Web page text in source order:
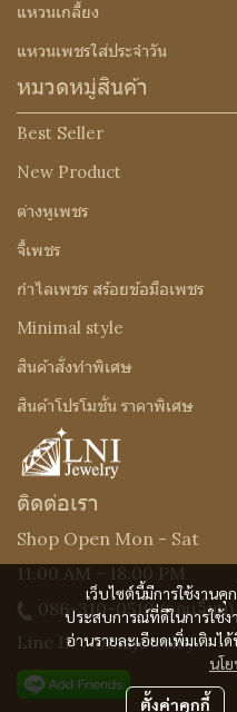
เว็บไซต์นี้มีการใช้งาน
ประสบการณ์ที่ดีในการใช้ง
อ่านรายละเอียดเพิ่มเติมไ
นโ
ตั้งค่าคุกกี้
แหวนเกลี้ยง
แหวนเพชรใส่ประจำวัน
หมวดหมู่สินค้า
Best Seller
New Product
ต่างหูเพชร
จี้เพชร
กำไลเพชร สร้อยข้อมือเพชร
Minimal style
สินค้าสั่งทำพิเศษ
สินค้าโปรโมชั่น ราคาพิเศษ
ติดต่อเรา
Shop Open Mon - Sat
11.00 AM - 18.00 PM
086-310-0519(คุณเจี๊ยบ)
Line ID : @Lnijewelry